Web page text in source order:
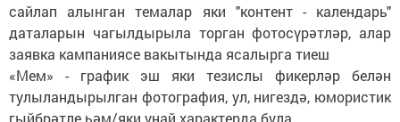
сайлап алынган темалар яки "контент - календарь"
даталарын чагылдырыла торган фотосүрәтләр, алар
заявка кампаниясе вакытында ясалырга тиеш
«Мем» - график эш яки тезислы фикерләр белән
тулыландырылган фотография, ул, нигездә, юмористик
гыйбрәтле һәм/яки уңай характерда була.